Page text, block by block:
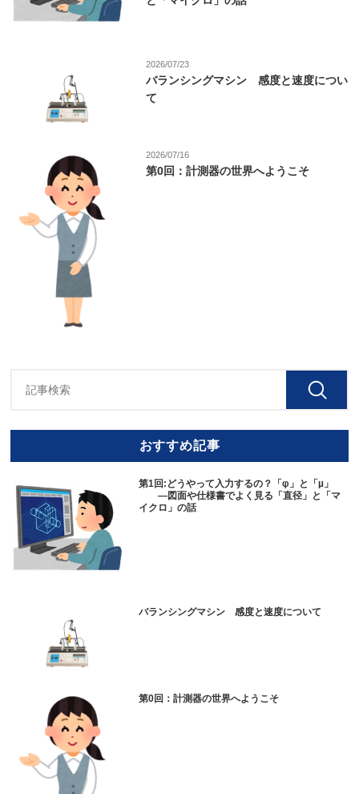
2026/07/23
バランシングマシン 感度と速度につい
て
2026/07/16
第0回：計測器の世界へようこそ
おすすめ記事
第1回:どうやって入力するの？「φ」と「µ」
—図面や仕様書でよく見る「直径」と「マ
イクロ」の話
バランシングマシン 感度と速度について
第0回：計測器の世界へようこそ